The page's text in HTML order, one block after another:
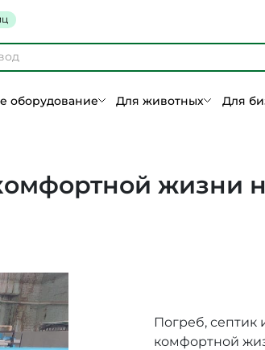
оборудование Для животных Для
жизни
Погреб, септик
комфортной